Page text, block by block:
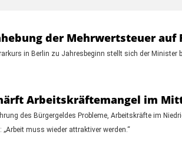
der Mehrwertsteuer auf
in Berlin zu Jahresbeginn stellt sich der
Arbeitskräftemangel im
des Bürgergeldes Probleme, Arbeitskräfte im
muss wieder attraktiver werden.“